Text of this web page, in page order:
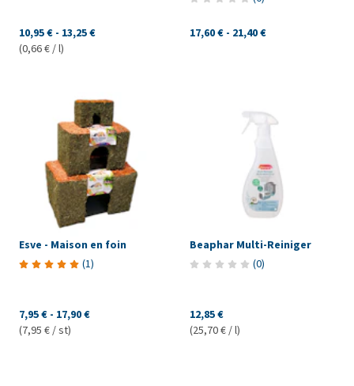
10,95 € - 13,25 €
(0,66 € / l)
17,60 € - 21,40 €
Esve - Maison en foin
(1)
7,95 € - 17,90 €
(7,95 € / st)
Beaphar Multi-Reiniger
(0)
12,85 €
(25,70 € / l)